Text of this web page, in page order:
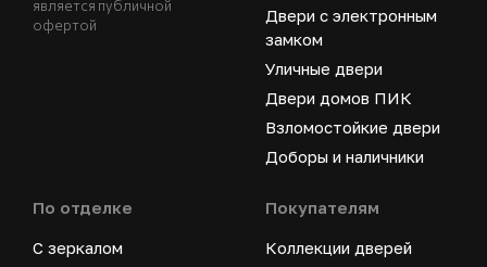
является публичной
офертой
Двери с электронным
замком
Уличные двери
Двери домов ПИК
Взломостойкие двери
Доборы и наличники
По отделке
С зеркалом
Покупателям
Коллекции дверей